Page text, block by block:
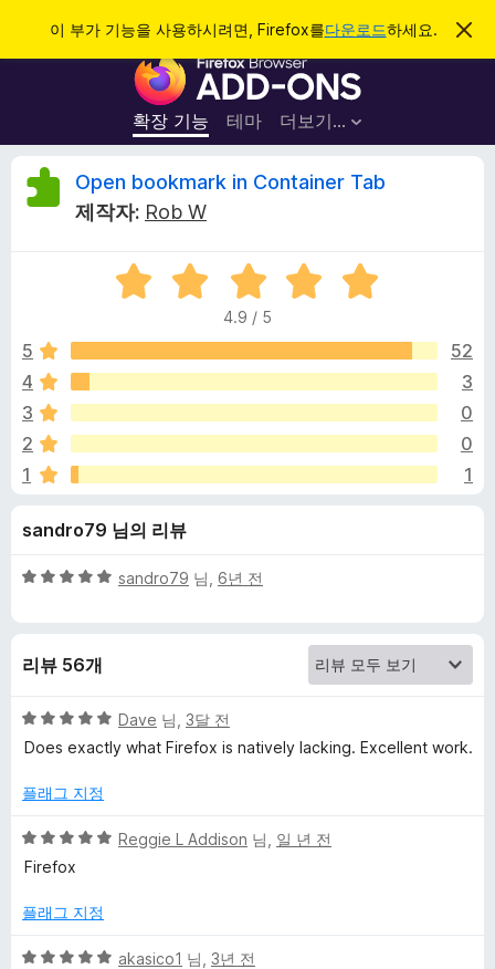
이 부가 기능을 사용하시려면, Firefox를다운로드하세요.
이
림
F
r
e
라
우
저
부
기
능
확장 기능 테마 더보기…
로그인
O
n
b
o
o
k
a
r
k
i
n
C
Open bookmark in Container Tab
제작자: Rob W
5
점
점
4
9
4.9 / 5
5
52
4
3
3
0
2
0
1
1
sandro79 님의 리뷰
5
에
점
sandro79 님, 6년 전
리뷰 56개
5
점
점
5
점
Dave 님, 3달 전
Does exactly what Firefox is natively lacking. Excellent work.
플래그 지정
5
점
점
5
Reggie L Addison 님, 일 년 전
Firefox
플래그 지정
5
akasico1 님, 3년 전